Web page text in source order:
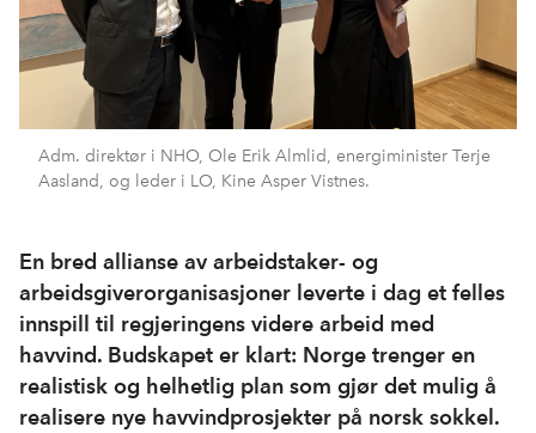
Adm. direktør i NHO, Ole Erik Almlid, energiminister Terje
Aasland, og leder i LO, Kine Asper Vistnes.
En bred allianse av arbeidstaker- og
arbeidsgiverorganisasjoner leverte i dag et felles
innspill til regjeringens videre arbeid med
havvind. Budskapet er klart: Norge trenger en
realistisk og helhetlig plan som gjør det mulig å
realisere nye havvindprosjekter på norsk sokkel.